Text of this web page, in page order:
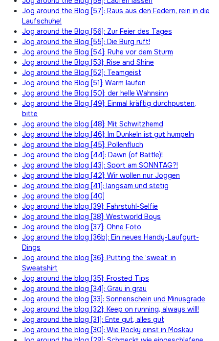
Jog around the Blog [57]: Raus aus den Federn, rein in die
Laufschuhe!
Jog around the Blog [56]: Zur Feier des Tages
Jog around the Blog [55]: Die Burg ruft!
Jog around the Blog [54]: Ruhe vor dem Sturm
Jog around the Blog [53]: Rise and Shine
Jog around the Blog [52]: Teamgeist
Jog around the Blog [51]: Warm laufen
Jog around the Blog [50]: der helle Wahnsinn
Jog around the Blog [49]: Einmal kräftig durchpusten,
bitte
Jog around the blog [48]: Mit Schwitzhemd
Jog around the blog [46]: Im Dunkeln ist gut humpeln
Jog around the blog [45]: Pollenfluch
Jog around the blog [44]: Dawn (of Battle)!
Jog around the blog [43]: Sport am SONNTAG?!
Jog around the blog [42]: Wir wollen nur Joggen
Jog around the blog [41]: langsam und stetig
Jog around the blog [40]
Jog around the blog [39]: Fahrstuhl-Selfie
Jog around the blog [38]: Westworld Boys
Jog around the blog [37]: Ohne Foto
Jog around the blog [36b]: Ein neues Handy-Laufgurt-
Dings
Jog around the blog [36]: Putting the ’sweat‘ in
Sweatshirt
Jog around the blog [35]: Frosted Tips
Jog around the blog [34]: Grau in grau
Jog around the blog [33]: Sonnenschein und Minusgrade
Jog around the blog [32]: Keep on running, always will!
Jog around the blog [31]: Ente gut, alles gut
Jog around the blog [30]: Wie Rocky einst in Moskau